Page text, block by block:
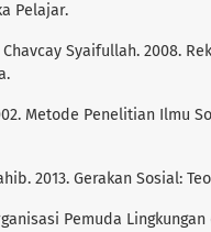
Pelajar.
Syaifullah. 2008.
Metode Penelitian Ilmu
2013. Gerakan Sosial:
Pemuda